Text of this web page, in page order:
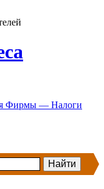
Фирмы — Налоги